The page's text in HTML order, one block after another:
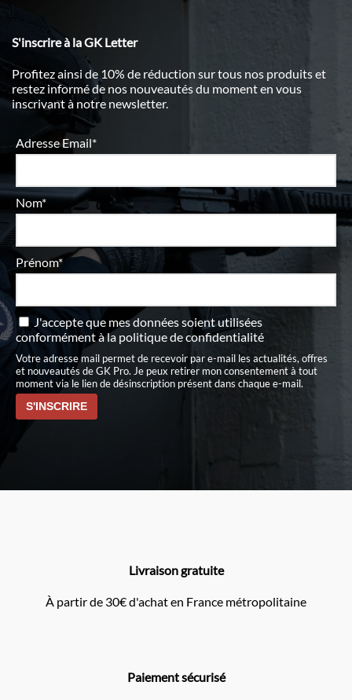
S'inscrire à la GK Letter
Profitez ainsi de 10% de réduction sur tous nos produits et
restez informé de nos nouveautés du moment en vous
inscrivant à notre newsletter.
Adresse Email*
Nom*
Prénom*
J'accepte que mes données soient utilisées
conformément àla politique de confidentialité
Votre adresse mail permet de recevoir par e-mail les actualités, offres
et nouveautés de GK Pro. Je peux retirer mon consentement à tout
moment via le lien de désinscription présent dans chaque e-mail.
Livraison gratuite
À partir de 30€ d'achat en France métropolitaine
Paiement sécurisé